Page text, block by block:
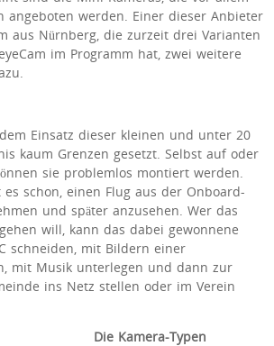
angeboten werden. Einer dieser Anbieter
aus Nürnberg, die zurzeit drei Varianten
im Programm hat, zwei weitere
Einsatz dieser kleinen und unter 20
kaum Grenzen gesetzt. Selbst auf oder
sie problemlos montiert werden.
schon, einen Flug aus der Onboard-
und später anzusehen. Wer das
will, kann das dabei gewonnene
schneiden, mit Bildern einer
mit Musik unterlegen und dann zur
ins Netz stellen oder im Verein
Die Kamera-Typen